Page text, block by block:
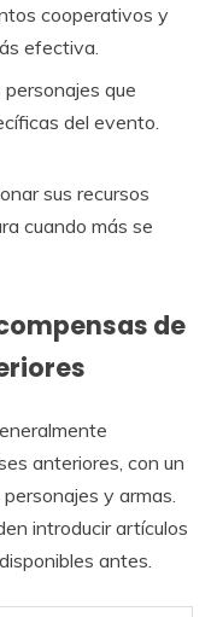
cooperativos y
efectiva.
que
del evento.
sus recursos
cuando más se
de
anteriores, con un
y armas.
introducir artículos
antes.